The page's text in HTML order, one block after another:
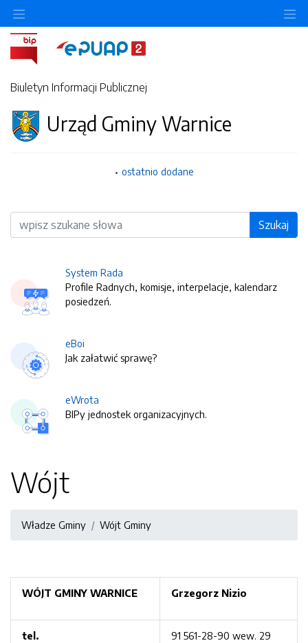
Biuletyn Informacji Publicznej
Urząd Gminy Warnice
ostatnio dodane
Wyszukiwarka Szukaj
System Rada
Profile Radnych, komisje, interpelacje, kalendarz
posiedzeń.
eBoi
Jak załatwić sprawę?
eWrota
BIPy jednostek organizacyjnych.
Wójt
Władze Gminy Wójt Gminy
WÓJT GMINY WARNICE Grzegorz Nizio
tel.
91 561-28-90 wew. 29